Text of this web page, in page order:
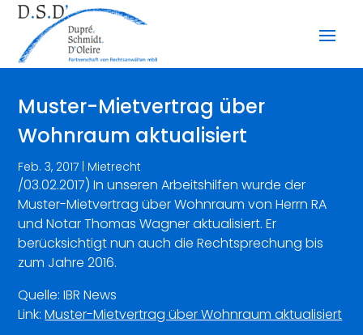
Muster-Mietvertrag über
Wohnraum aktualisiert
Feb. 3, 2017 | Mietrecht
/03.02.2017) In unseren Arbeitshilfen wurde der
Muster-Mietvertrag über Wohnraum von Herrn RA
und Notar Thomas Wagner aktualisiert. Er
berücksichtigt nun auch die Rechtsprechung bis
zum Jahre 2016.
Quelle: IBR News
Link:Muster-Mietvertrag über Wohnraum aktualisiert